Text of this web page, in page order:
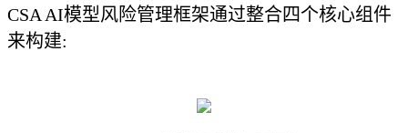
CSA AI模型风险管理框架通过整合四个核心组件
来构建: